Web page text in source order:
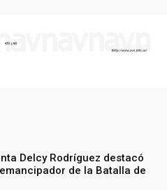
Delcy Rodríguez destacó
de la Batalla de